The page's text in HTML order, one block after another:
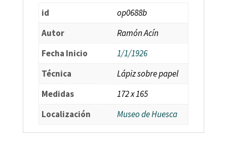
id
op0688b
Autor
Ramón Acín
Fecha Inicio
1/1/1926
Técnica
Lápiz sobre papel
Medidas
172 x 165
Localización
Museo de Huesca